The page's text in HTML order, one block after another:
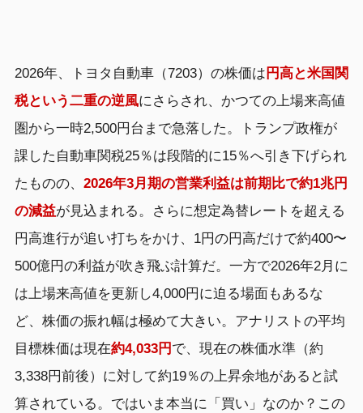
2026年、トヨタ自動車（7203）の株価は 円高と米国関
税という二重の逆風にさらされ、かつての上場来高値
圏から一時2,500円台まで急落した。トランプ政権が
課した自動車関税25％は段階的に15％へ引き下げられ
たものの、 2026年3月期の営業利益は前期比で約1兆円
の減益が見込まれる。さらに想定為替レートを超える
円高進行が追い打ちをかけ、1円の円高だけで約400〜
500億円の利益が吹き飛ぶ計算だ。一方で2026年2月に
は上場来高値を更新し4,000円に迫る場面もあるな
ど、株価の振れ幅は極めて大きい。アナリストの平均
目標株価は現在約4,033円 で、現在の株価水準（約
3,338円前後）に対して約19％の上昇余地があると試
算されている。ではいま本当に「買い」なのか？この